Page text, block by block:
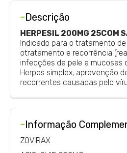
-Descrição
HERPESIL 200MG 25COM
Indicado para o tratamento
otratamento e recorrência
infecções de pele e mucosas
Herpes simplex; aprevenção
recorrentes causadas pelo
-Informação
ZOVIRAX